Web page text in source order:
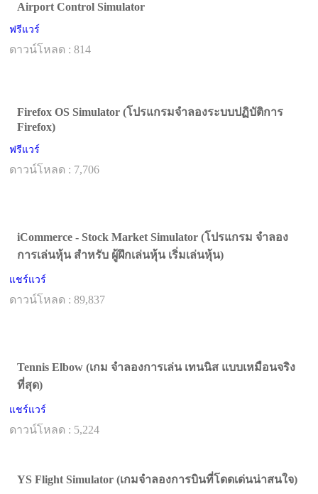
Airport Control Simulator
ฟรีแวร์
ดาวน์โหลด : 814
Firefox OS Simulator (โปรแกรมจำลองระบบปฏิบัติการ
Firefox)
ฟรีแวร์
ดาวน์โหลด : 7,706
iCommerce - Stock Market Simulator (โปรแกรม จำลอง
การเล่นหุ้น สำหรับ ผู้ฝึกเล่นหุ้น เริ่มเล่นหุ้น)
แชร์แวร์
ดาวน์โหลด : 89,837
Tennis Elbow (เกม จำลองการเล่น เทนนิส แบบเหมือนจริง
ที่สุด)
แชร์แวร์
ดาวน์โหลด : 5,224
YS Flight Simulator (เกมจำลองการบินที่โดดเด่นน่าสนใจ)